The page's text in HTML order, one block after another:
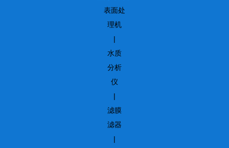
表面处
理机
|
水质
分析
仪
|
滤膜
滤器
|